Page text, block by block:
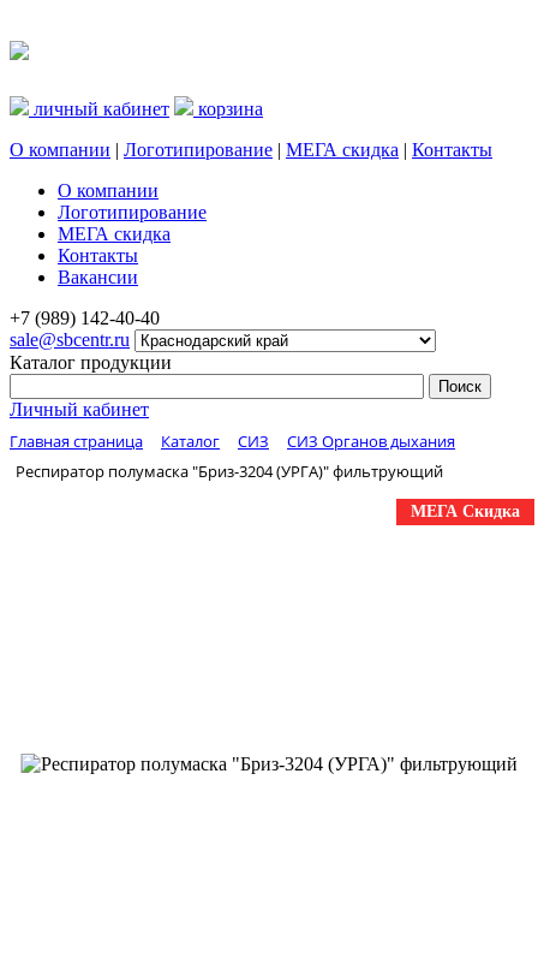
личный кабинет
корзина
О компании | Логотипирование | МЕГА скидка | Контакты
О компании
Логотипирование
МЕГА скидка
Контакты
Вакансии
+7 (989) 142-40-40
sale@sbcentr.ru
Каталог продукции
Личный кабинет
Главная страница Каталог СИЗ
СИЗ Органов дыхания
Респиратор полумаска "Бриз-3204 (УРГА)" фильтрующий
МЕГА Скидка